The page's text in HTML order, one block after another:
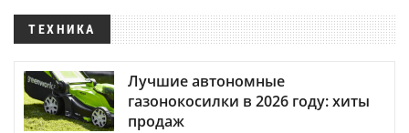
ТЕХНИКА
Лучшие автономные
газонокосилки в 2026 году: хиты
продаж